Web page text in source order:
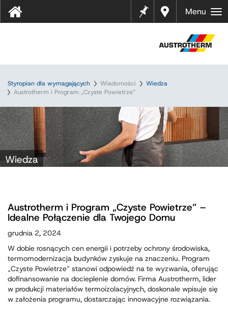
Gdzie
kupić
Notes
Menu
Styropian dla wymagających Wiadomości
Wiedza
Austrotherm i Program „Czyste Powietrze”
Wiedza
Austrotherm i Program „Czyste Powietrze” –
Idealne Połączenie dla Twojego Domu
grudnia 2, 2024
W dobie rosnących cen energii i potrzeby ochrony środowiska,
termomodernizacja budynków zyskuje na znaczeniu. Program
„Czyste Powietrze” stanowi odpowiedź na te wyzwania, oferując
dofinansowanie na docieplenie domów. Firma Austrotherm, lider
w produkcji materiałów termoizolacyjnych, doskonale wpisuje się
w założenia programu, dostarczając innowacyjne rozwiązania.